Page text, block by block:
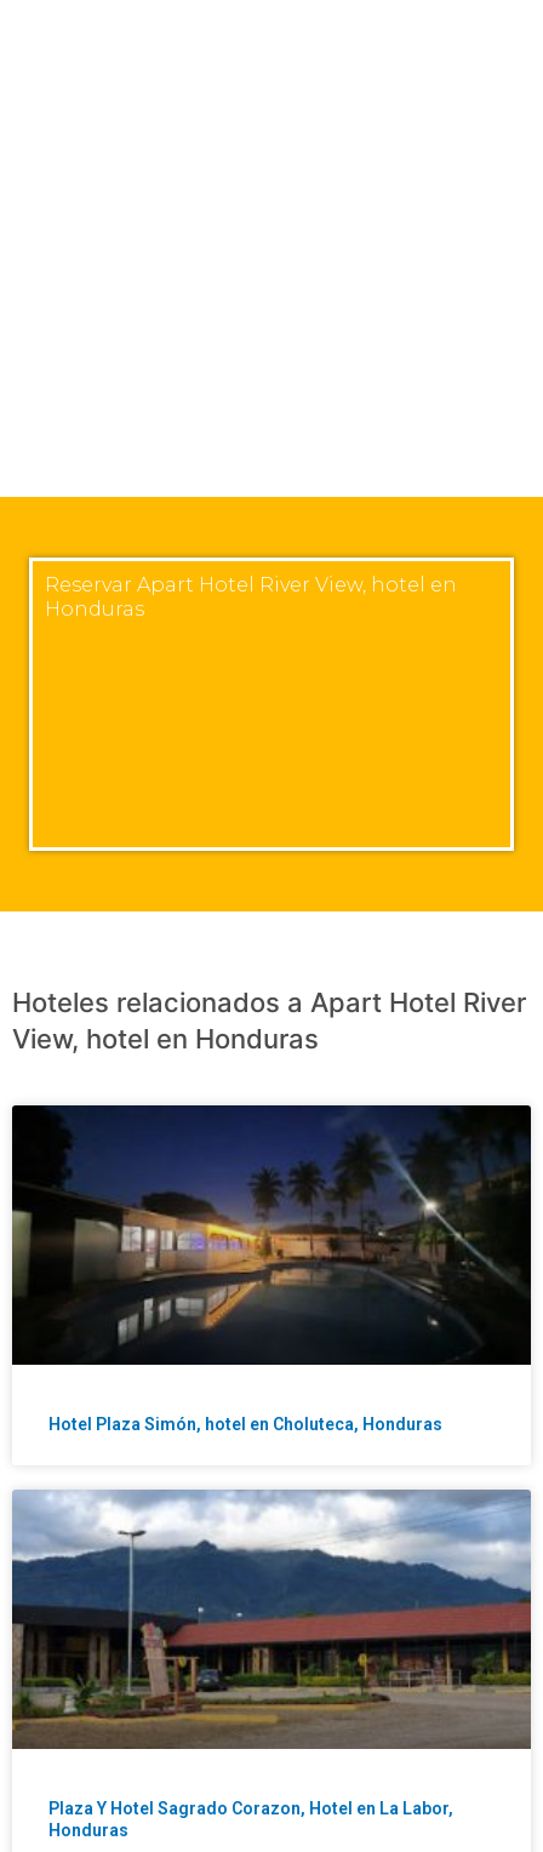
Reservar Apart Hotel River View, hotel en
Honduras
Hoteles relacionados a Apart Hotel River
View, hotel en Honduras
Hotel Plaza Simón, hotel en Choluteca, Honduras
Plaza Y Hotel Sagrado Corazon, Hotel en La Labor,
Honduras